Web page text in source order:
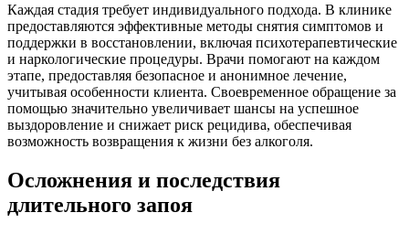
Каждая стадия требует индивидуального подхода. В клинике
предоставляются эффективные методы снятия симптомов и
поддержки в восстановлении, включая психотерапевтические
и наркологические процедуры. Врачи помогают на каждом
этапе, предоставляя безопасное и анонимное лечение,
учитывая особенности клиента. Своевременное обращение за
помощью значительно увеличивает шансы на успешное
выздоровление и снижает риск рецидива, обеспечивая
возможность возвращения к жизни без алкоголя.
Осложнения и последствия
длительного запоя